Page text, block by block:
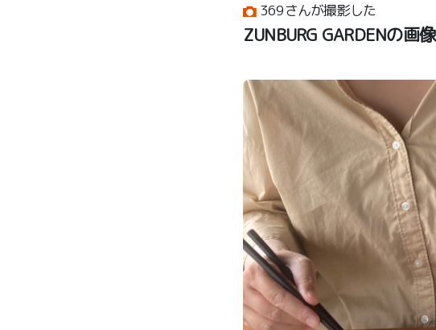
369さんが撮影した
ZUNBURG GARDENの画像